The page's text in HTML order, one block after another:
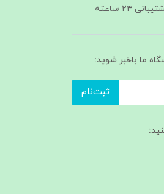
۲۴ ساعته
ما باخبر شوید:
ثبت‌نام